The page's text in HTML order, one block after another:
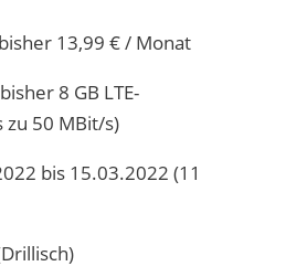
13,99 € / Monat
8 GB LTE-
zu 50 MBit/s)
bis 15.03.2022 (11